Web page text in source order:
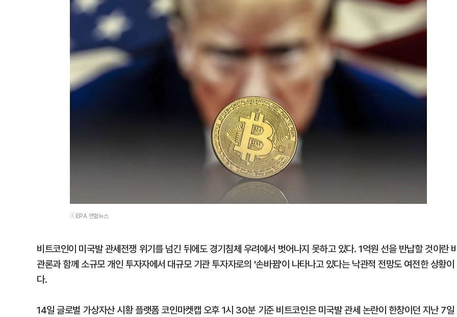
ⓒEPA 연합뉴스
비트코인이 미국발 관세전쟁 위기를 넘긴 뒤에도 경기침체 우려에서 벗어나지 못하고 있다. 1억원 선을 반납할 것이란
관론과 함께 소규모 개인 투자자에서 대규모 기관 투자자로의 '손바뀜'이 나타나고 있다는 낙관적 전망도 여전한 상황이
다.
14일 글로벌 가상자산 시황 플랫폼 코인마켓캡 오후 1시 30분 기준 비트코인은 미국발 관세 논란이 한창이던 지난 7일